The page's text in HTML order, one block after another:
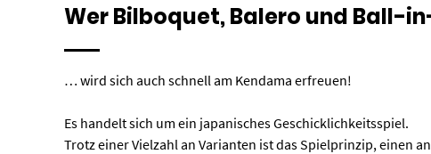
Wer Bilboquet, Balero und Ball-
… wird sich auch schnell am Kendama erfreuen!
Es handelt sich um ein japanisches Geschicklichkeitsspiel.
Trotz einer Vielzahl an Varianten ist das Spielprinzip, einen